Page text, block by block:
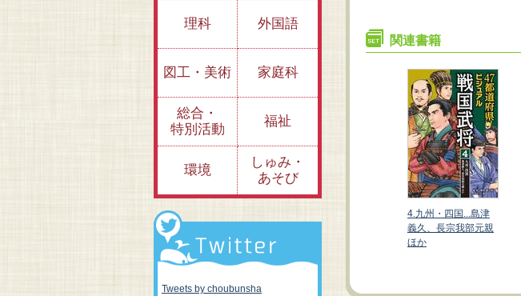
関連書籍
2.中部...徳川家康、
織田信長ほか
4.九州・四国...島津
義久、長宗我部元親
ほか
理科 外国語
図工・美術 家庭科
総合・
特別活動
福祉
環境
しゅみ・
あそび
Tweets by choubunsha